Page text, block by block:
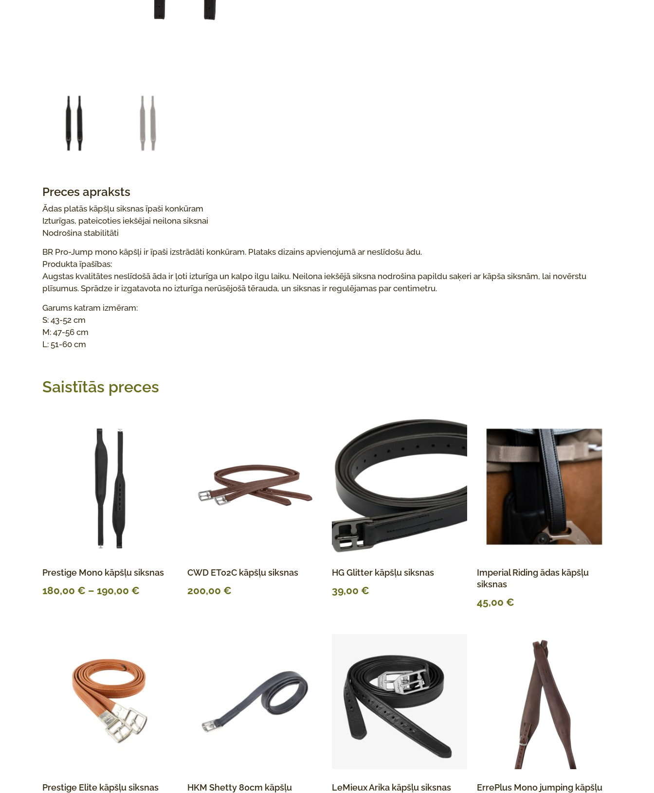
Preces apraksts
Ādas platās kāpšļu siksnas īpaši konkūram
Izturīgas, pateicoties iekšējai neilona siksnai
Nodrošina stabilitāti
BR Pro-Jump mono kāpšļi ir īpaši izstrādāti konkūram. Plataks dizains apvienojumā ar neslīdošu ādu.
Produkta īpašības:
Augstas kvalitātes neslīdošā āda ir ļoti izturīga un kalpo ilgu laiku. Neilona iekšējā siksna nodrošina papildu saķeri ar kāpša siksnām, lai novērstu
plīsumus. Sprādze ir izgatavota no izturīga nerūsējošā tērauda, ​​un siksnas ir regulējamas par centimetru.
Garums katram izmēram:
S: 43-52 cm
M: 47-56 cm
L: 51-60 cm
Saistītās preces
Prestige Mono kāpšļu siksnas
180,00 € – 190,00 €
CWD ET02C kāpšļu siksnas
200,00 €
HG Glitter kāpšļu siksnas
39,00 €
Imperial Riding ādas kāpšļu
siksnas
45,00 €
Prestige Elite kāpšļu siksnas
HKM Shetty 80cm kāpšļu
LeMieux Arika kāpšļu siksnas
ErrePlus Mono jumping kāpšļu